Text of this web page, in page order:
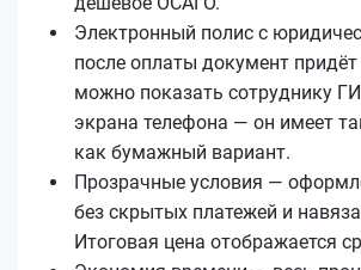
Электронный полис с
после оплаты документ
можно показать сотруднику
экрана телефона — он имеет
как бумажный вариант.
Прозрачные условия —
без скрытых платежей и
Итоговая цена отображается